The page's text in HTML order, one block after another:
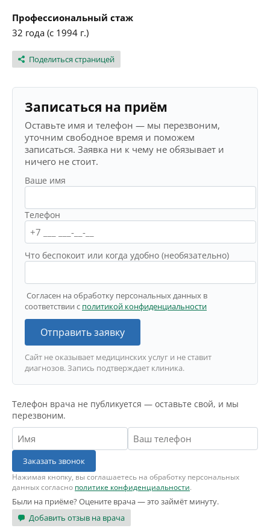
Профессиональный стаж
32 года (с 1994 г.)
Поделиться страницей
Записаться на приём
Оставьте имя и телефон — мы перезвоним,
уточним свободное время и поможем
записаться. Заявка ни к чему не обязывает и
ничего не стоит.
Ваше имя
Телефон
Что беспокоит или когда удобно (необязательно)
Согласен на обработку персональных данных в
соответствии с политикой конфиденциальности
Отправить заявку
Сайт не оказывает медицинских услуг и не ставит
диагнозов. Запись подтверждает клиника.
Телефон врача не публикуется — оставьте свой, и мы
перезвоним.
Заказать звонок
Нажимая кнопку, вы соглашаетесь на обработку персональных
данных согласно политике конфиденциальности.
Были на приёме? Оцените врача — это займёт минуту.
Добавить отзыв на врача